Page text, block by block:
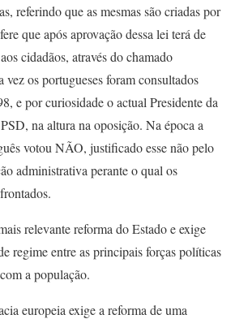
referindo que as mesmas são criadas por
que após aprovação dessa lei terá de
cidadãos, através do chamado
vez os portugueses foram consultados
e por curiosidade o actual Presidente da
na altura na oposição. Na época a
votou NÃO, justificado esse não pelo
administrativa perante o qual os
relevante reforma do Estado e exige
regime entre as principais forças políticas
a população.
europeia exige a reforma de uma